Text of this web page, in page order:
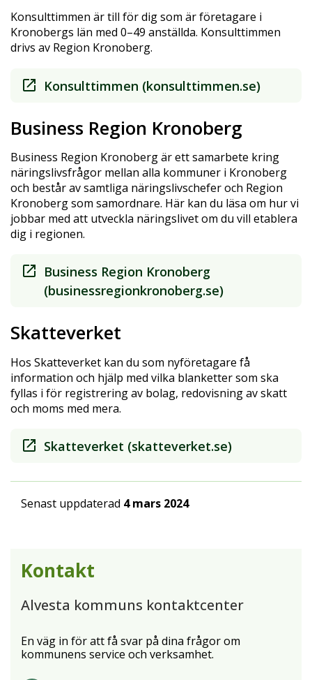
Konsulttimmen är till för dig som är företagare i
Kronobergs län med 0–49 anställda. Konsulttimmen
drivs av Region Kronoberg.
Konsulttimmen (konsulttimmen.se)
Business Region Kronoberg
Business Region Kronoberg är ett samarbete kring
näringslivsfrågor mellan alla kommuner i Kronoberg
och består av samtliga näringslivschefer och Region
Kronoberg som samordnare. Här kan du läsa om hur vi
jobbar med att utveckla näringslivet om du vill etablera
dig i regionen.
Business Region Kronoberg
(businessregionkronoberg.se)
Skatteverket
Hos Skatteverket kan du som nyföretagare få
information och hjälp med vilka blanketter som ska
fyllas i för registrering av bolag, redovisning av skatt
och moms med mera.
Skatteverket (skatteverket.se)
Senast uppdaterad 4 mars 2024
Kontakt
Alvesta kommuns kontaktcenter
En väg in för att få svar på dina frågor om
kommunens service och verksamhet.